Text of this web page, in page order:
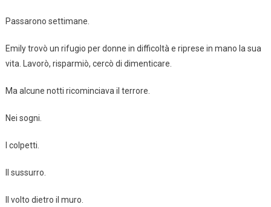
Passarono settimane.
Emily trovò un rifugio per donne in difficoltà e riprese in mano la sua
vita. Lavorò, risparmiò, cercò di dimenticare.
Ma alcune notti ricominciava il terrore.
Nei sogni.
I colpetti.
Il sussurro.
Il volto dietro il muro.